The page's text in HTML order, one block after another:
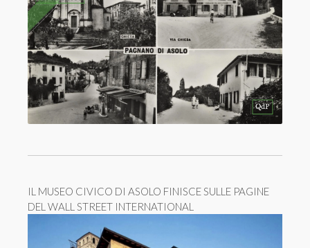
IL MUSEO CIVICO DI ASOLO FINISCE SULLE PAGINE
DEL WALL STREET INTERNATIONAL